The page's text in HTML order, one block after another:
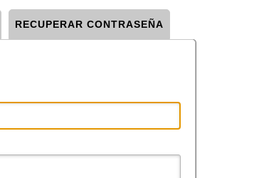
RECUPERAR CONTRASEÑA